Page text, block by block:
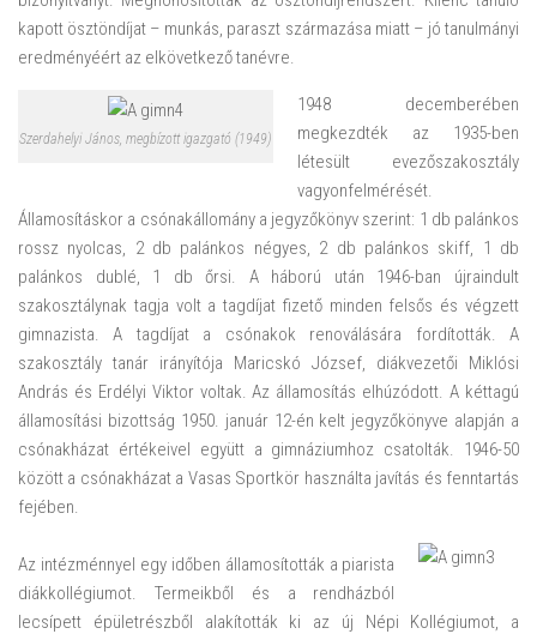
kapott ösztöndíjat – munkás, paraszt származása miatt – jó tanulmányi
eredményéért az elkövetkező tanévre.
Szerdahelyi János, megbízott igazgató (1949)
1948 decemberében
megkezdték az 1935-ben
létesült evezőszakosztály
vagyonfelmérését.
Államosításkor a csónakállomány a jegyzőkönyv szerint: 1 db palánkos
rossz nyolcas, 2 db palánkos négyes, 2 db palánkos skiff, 1 db
palánkos dublé, 1 db őrsi. A háború után 1946-ban újraindult
szakosztálynak tagja volt a tagdíjat fizető minden felsős és végzett
gimnazista. A tagdíjat a csónakok renoválására fordították. A
szakosztály tanár irányítója Maricskó József, diákvezetői Miklósi
András és Erdélyi Viktor voltak. Az államosítás elhúzódott. A kéttagú
államosítási bizottság 1950. január 12-én kelt jegyzőkönyve alapján a
csónakházat értékeivel együtt a gimnáziumhoz csatolták. 1946-50
között a csónakházat a Vasas Sportkör használta javítás és fenntartás
fejében.
Az intézménnyel egy időben államosították a piarista
diákkollégiumot. Termeikből és a rendházból
lecsípett épületrészből alakították ki az új Népi Kollégiumot, a